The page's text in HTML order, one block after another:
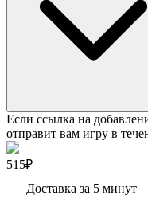
Если ссылка на
отправит вам игру в
515₽
Доставка за 5 минут